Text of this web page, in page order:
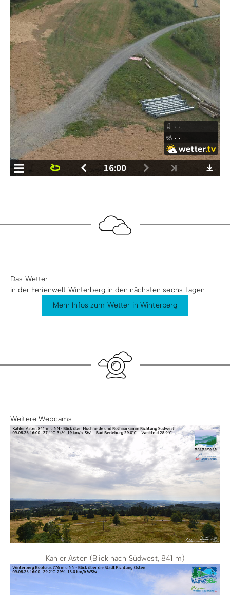
Das Wetter
in der Ferienwelt Winterberg in den nächsten sechs Tagen
Mehr Infos zum Wetter in Winterberg
Weitere Webcams
Kahler Asten (Blick nach Südwest, 841 m)